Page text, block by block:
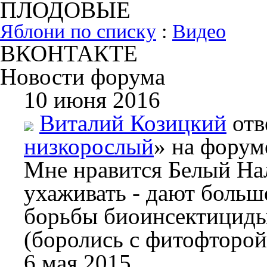
ПЛОДОВЫЕ
Яблони по списку : Видео
ВКОНТАКТЕ
Новости форума
10 июня 2016
Виталий Козицкий
низкорослый» на
Мне нравится Белый
ухаживать - дают
борьбы
(боролись с